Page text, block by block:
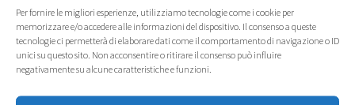
Per fornire le migliori esperienze, utilizziamo tecnologie come i cookie per
memorizzare e/o accedere alle informazioni del dispositivo. Il consenso a queste
tecnologie ci permetterà di elaborare dati come il comportamento di navigazione o ID
unici su questo sito. Non acconsentire o ritirare il consenso può influire
negativamente su alcune caratteristiche e funzioni.
La Restaura Persiane
Sede Amministrativa:
Via del Lavoro 10/g, 20874, Busnago (MB)
Sedi Operative: